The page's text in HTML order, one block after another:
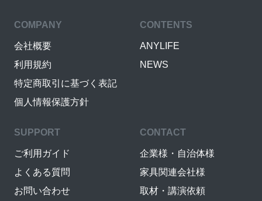
COMPANY
会社概要
利用規約
特定商取引に基づく表記
個人情報保護方針
CONTENTS
ANYLIFE
NEWS
SUPPORT
ご利用ガイド
よくある質問
お問い合わせ
CONTACT
企業様・自治体様
家具関連会社様
取材・講演依頼